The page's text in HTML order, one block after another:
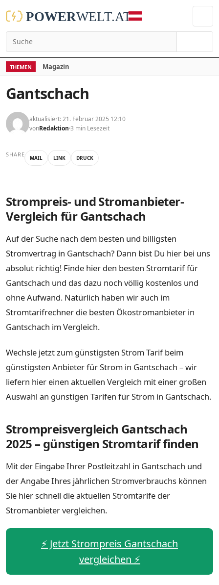
THEMEN Magazin
Gantschach
aktualisiert: 21. Februar 2025 12:10
vonRedaktion 3 min Lesezeit
SHARE MAIL LINK DRUCK
Strompreis- und Stromanbieter-
Vergleich für Gantschach
Auf der Suche nach dem besten und billigsten
Stromvertrag in Gantschach? Dann bist Du hier bei uns
absolut richtig! Finde hier den besten Stromtarif für
Gantschach und das dazu noch völlig kostenlos und
ohne Aufwand. Natürlich haben wir auch im
Stromtarifrechner die besten Ökostromanbieter in
Gantschach im Vergleich.
Wechsle jetzt zum günstigsten Strom Tarif beim
günstigsten Anbieter für Strom in Gantschach – wir
liefern hier einen aktuellen Vergleich mit einer großen
Auswahl an günstigen Tarifen für Strom in Gantschach.
Strompreisvergleich Gantschach
2025 – günstigen Stromtarif finden
Mit der Eingabe Ihrer Postleitzahl in Gantschach und
der Angabe Ihres jährlichen Stromverbrauchs können
Sie hier schnell die aktuellen Stromtarife der
Stromanbieter vergleichen.
⚡️ Jetzt Strompreis Gantschach
vergleichen ⚡️